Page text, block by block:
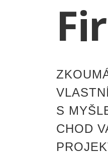
S
CHOD